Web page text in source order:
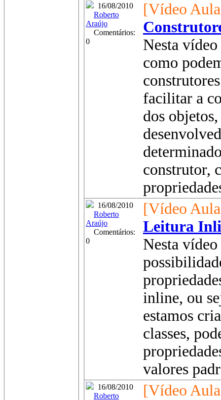
16/08/2010
Roberto
Araújo
Comentários:
0
[Vídeo
Nesta
como
facilitar a
dos
construtor,
16/08/2010
Roberto
Araújo
Comentários:
0
[Vídeo
Leitura
Nesta
inline, ou
estamos
classes,
valores
16/08/2010
Roberto
[Vídeo